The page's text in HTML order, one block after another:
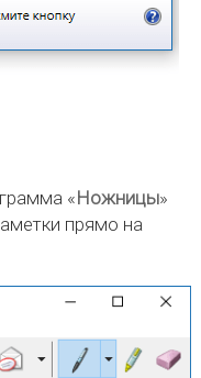
«Ножницы»
прямо на